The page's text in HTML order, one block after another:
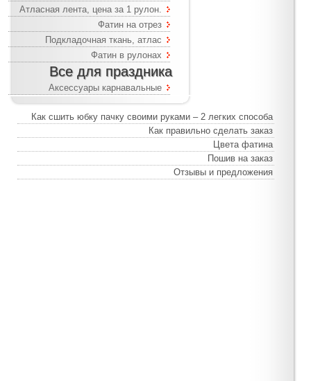
Атласная лента, цена за 1 рулон.
Фатин на отрез
Подкладочная ткань, атлас
Фатин в рулонах
Все для праздника
Аксессуары карнавальные
Как сшить юбку пачку своими руками – 2 легких способа
Как правильно сделать заказ
Цвета фатина
Пошив на заказ
Отзывы и предложения